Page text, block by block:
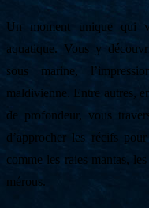
Un moment unique qui
aquatique. Vous y
sous marine,
maldivienne. Entre autres,
de profondeur, vous
d’approcher les récifs
comme les raies mantas,
mérous.